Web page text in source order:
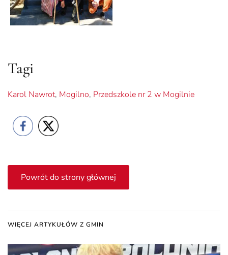
Tagi
Karol Nawrot, Mogilno, Przedszkole nr 2 w Mogilnie
Powrót do strony głównej
WIĘCEJ ARTYKUŁÓW Z GMIN